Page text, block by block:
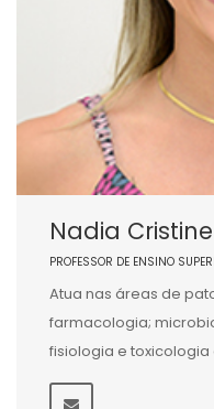
Nadia
PROFESSOR DE ENSINO
Atua nas áreas de
farmacologia;
fisiologia e